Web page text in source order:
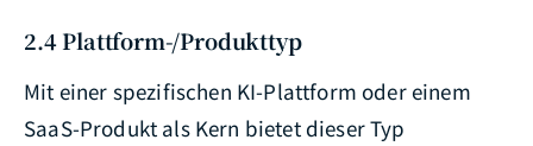
2.4 Plattform-/Produkttyp
Mit einer spezifischen KI-Plattform oder einem
SaaS-Produkt als Kern bietet dieser Typ